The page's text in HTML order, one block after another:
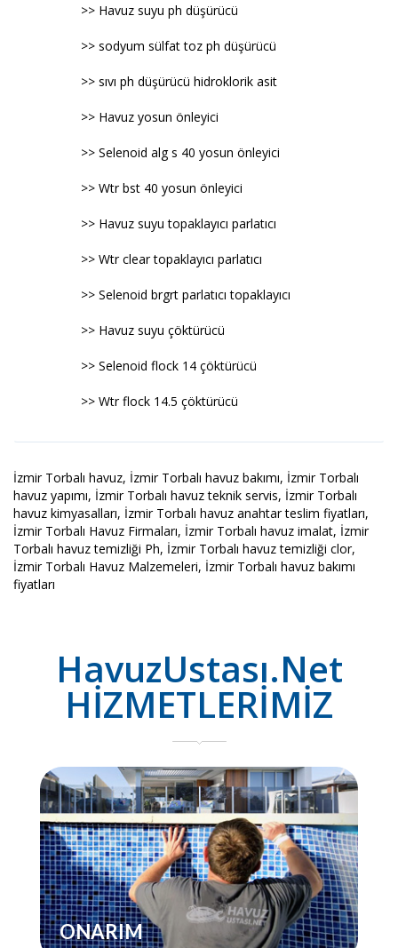
>> Havuz suyu ph düşürücü
>> sodyum sülfat toz ph düşürücü
>> sıvı ph düşürücü hidroklorik asit
>> Havuz yosun önleyici
>> Selenoid alg s 40 yosun önleyici
>> Wtr bst 40 yosun önleyici
>> Havuz suyu topaklayıcı parlatıcı
>> Wtr clear topaklayıcı parlatıcı
>> Selenoid brgrt parlatıcı topaklayıcı
>> Havuz suyu çöktürücü
>> Selenoid flock 14 çöktürücü
>> Wtr flock 14.5 çöktürücü
İzmir Torbalı havuz, İzmir Torbalı havuz bakımı, İzmir Torbalı
havuz yapımı, İzmir Torbalı havuz teknik servis, İzmir Torbalı
havuz kimyasalları, İzmir Torbalı havuz anahtar teslim fiyatları,
İzmir Torbalı Havuz Firmaları, İzmir Torbalı havuz imalat, İzmir
Torbalı havuz temizliği Ph, İzmir Torbalı havuz temizliği clor,
İzmir Torbalı Havuz Malzemeleri, İzmir Torbalı havuz bakımı
fiyatları
HavuzUstası.Net
HİZMETLERİMİZ
ONARIM